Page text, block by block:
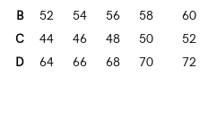
B
52 54 56 58
60
C
44 46 48 50
52
D
64 66 68 70 72